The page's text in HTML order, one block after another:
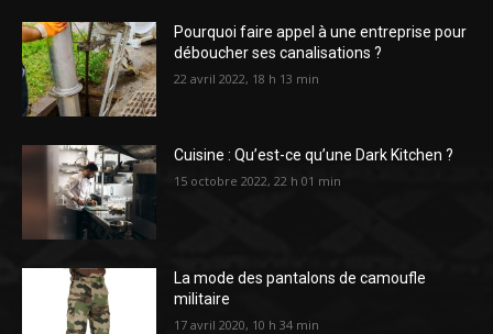
Pourquoi faire appel à une entreprise pour
déboucher ses canalisations ?
22 avril 2022, 18 h 13 min
Cuisine : Qu’est-ce qu’une Dark Kitchen ?
15 octobre 2022, 22 h 01 min
La mode des pantalons de camoufle
militaire
17 avril 2020, 10 h 34 min